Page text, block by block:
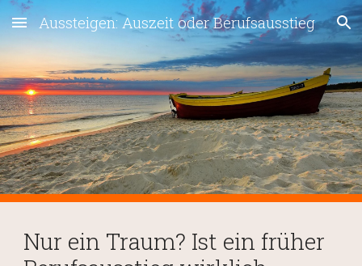
Skip to main content Skip to navigation
Aussteigen: Auszeit oder Berufsausstieg
Nur ein Traum? Ist ein früher